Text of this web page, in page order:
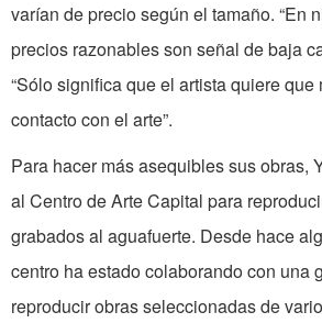
varían de precio según el tamaño. “En
precios razonables son señal de baja
“Sólo significa que el artista quiere que
contacto con el arte”.
Para hacer más asequibles sus obras,
al Centro de Arte Capital para
grabados al aguafuerte. Desde hace
centro ha estado colaborando con una
reproducir obras seleccionadas de